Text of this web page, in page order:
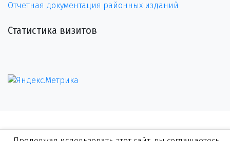
Отчетная документация районных изданий
Статистика визитов